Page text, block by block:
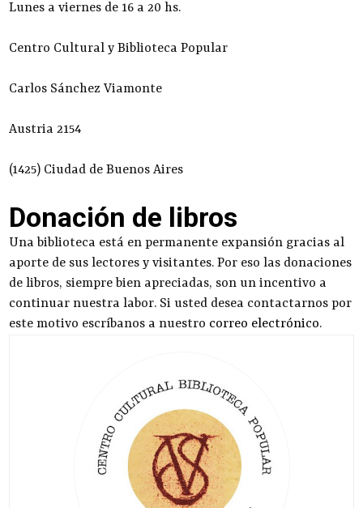
Lunes a viernes de 16 a 20 hs.
Centro Cultural y Biblioteca Popular
Carlos Sánchez Viamonte
Austria 2154
(1425) Ciudad de Buenos Aires
Donación de libros
Una biblioteca está en permanente expansión gracias al
aporte de sus lectores y visitantes. Por eso las donaciones
de libros, siempre bien apreciadas, son un incentivo a
continuar nuestra labor. Si usted desea contactarnos por
este motivo escríbanos a nuestro correo electrónico.